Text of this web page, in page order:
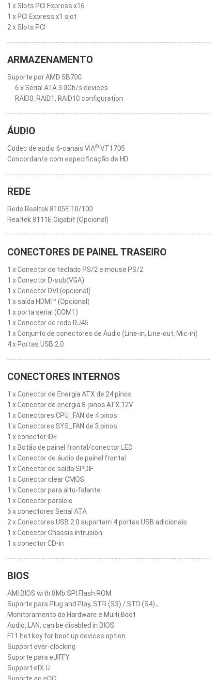
1 x Slots PCI Express x16
1 x PCI Express x1 slot
2 x Slots PCI
ARMAZENAMENTO
Suporte por AMD SB700
6 x Serial ATA 3.0Gb/s devices
RAID0, RAID1, RAID10 configuration
ÁUDIO
Codec de audio 6-canais VIA® VT1705
Concordante com especificação de HD
REDE
Rede Realtek 8105E 10/100
Realtek 8111E Gigabit (Opcional)
CONECTORES DE PAINEL TRASEIRO
1 x Conector de teclado PS/2 e mouse PS/2
1 x Conector D-sub(VGA)
1 x Conector DVI (opcional)
1 x saída HDMI™ (Opcional)
1 x porta serial (COM1)
1 x Conector de rede RJ45
1 x Conjunto de conectores de Áudio (Line-in, Line-out, Mic-in)
4 x Portas USB 2.0
CONECTORES INTERNOS
1 x Conector de Energia ATX de 24 pinos
1 x Conector de energia 8-pinos ATX 12V
1 x Conectores CPU_FAN de 4 pinos
1 x Conectores SYS_FAN de 3 pinos
1 x conector IDE
1 x Botão de painel frontal/conector LED
1 x Conector de áudio de painel frontal
1 x Conector de saída SPDIF
1 x Conector clear CMOS
1 x Conector para alto-falante
1 x Conector paralelo
6 x conectores Serial ATA
2 x Conectores USB 2.0 suportam 4 portas USB adicionais
1 x Conector Chassis intrusion
1 x conector CD-in
BIOS
AMI BIOS with 8Mb SPI Flash ROM
Suporte para Plug and Play, STR (S3) / STD (S4) ,
Monitoramento do Hardware e Multi Boot
Audio, LAN, can be disabled in BIOS
F11 hot key for boot up devices option
Support over-clocking
Suporte para eJIFFY
Support eDLU